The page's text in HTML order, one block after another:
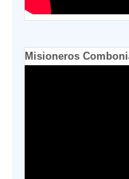
Misioneros